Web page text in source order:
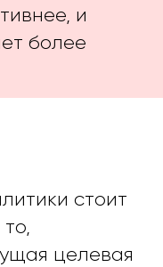
и
более
стоит
целевая